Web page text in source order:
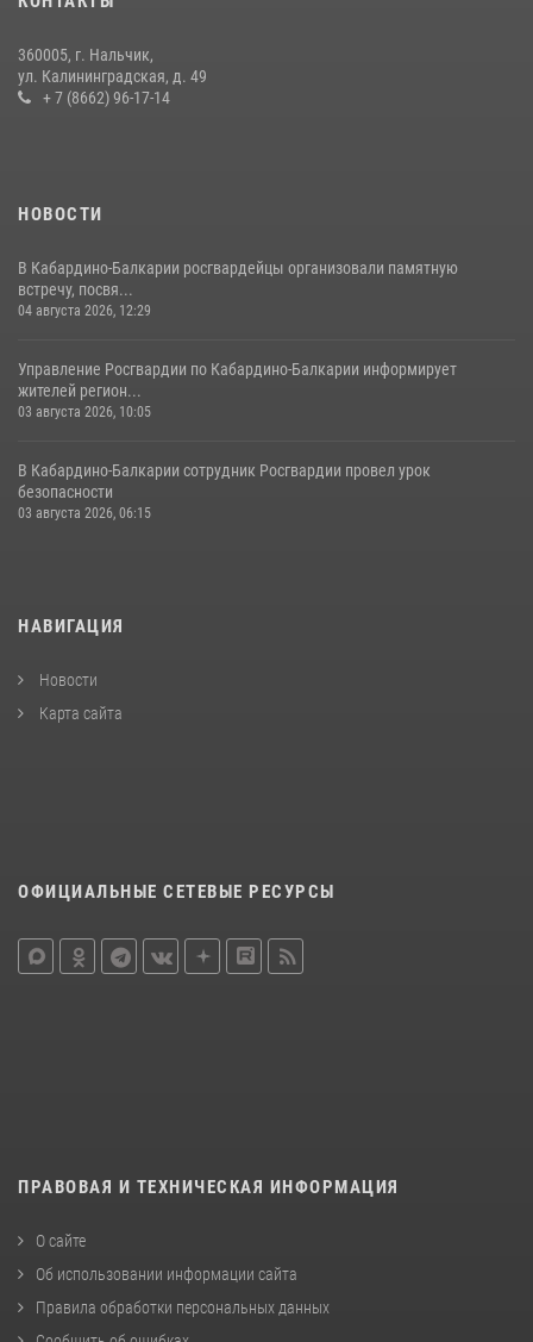
НАЧАЛЬНИК УПРАВЛЕНИЯ РОСГВАРДИИ ПО КАБАРДИНО-
БАЛКАРСКОЙ РЕСПУБЛИКЕ ПРОВЕДЕТ ПРИЕМ ГРАЖДАН
360005, г. Нальчик,
ул. Калининградская, д. 49
+ 7 (8662) 96-17-14
НОВОСТИ
В Кабардино-Балкарии росгвардейцы организовали памятную
встречу, посвя...
04 августа 2026, 12:29
Управление Росгвардии по Кабардино-Балкарии информирует
жителей регион...
03 августа 2026, 10:05
В Кабардино‑Балкарии сотрудник Росгвардии провел урок
безопасности
03 августа 2026, 06:15
НАВИГАЦИЯ
Новости
Карта сайта
ОФИЦИАЛЬНЫЕ СЕТЕВЫЕ РЕСУРСЫ
ПРАВОВАЯ И ТЕХНИЧЕСКАЯ ИНФОРМАЦИЯ
О сайте
Об использовании информации сайта
Правила обработки персональных данных